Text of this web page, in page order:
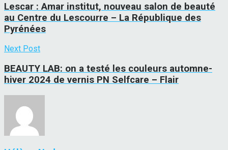
Lescar : Amar institut, nouveau salon de beauté
au Centre du Lescourre – La République des
Pyrénées
Next Post
BEAUTY LAB: on a testé les couleurs automne-
hiver 2024 de vernis PN Selfcare – Flair